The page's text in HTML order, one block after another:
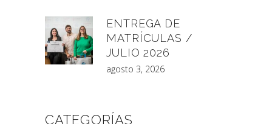
ENTREGA DE
MATRÍCULAS /
JULIO 2026
agosto 3, 2026
CATEGORÍAS